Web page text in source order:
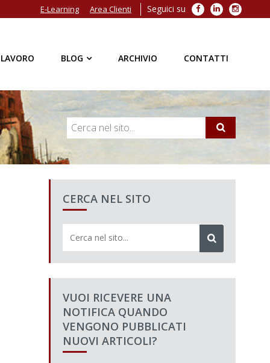
Seguici su Facebook
LinkedIn
E-Learning Area Clienti
BLOG ARCHIVIO CONTATTI
CERCA NEL SITO
VUOI RICEVERE UNA
NOTIFICA QUANDO
VENGONO PUBBLICATI
NUOVI ARTICOLI?